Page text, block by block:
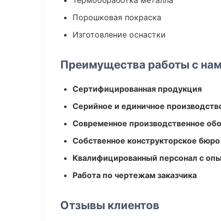
Порошковая покраска
Изготовление оснастки
Преимущества работы с
Сертифицированная продукция
Серийное и единичное
Современное производственное
Собственное конструкторское бюро
Квалифицированный персонал с
Работа по чертежам заказчика
Отзывы клиентов